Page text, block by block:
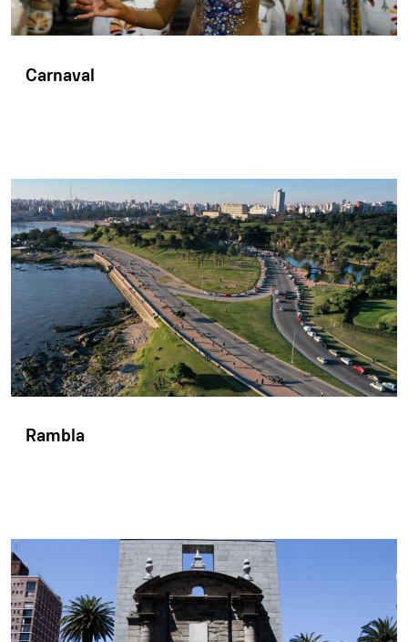
Carnaval
Rambla